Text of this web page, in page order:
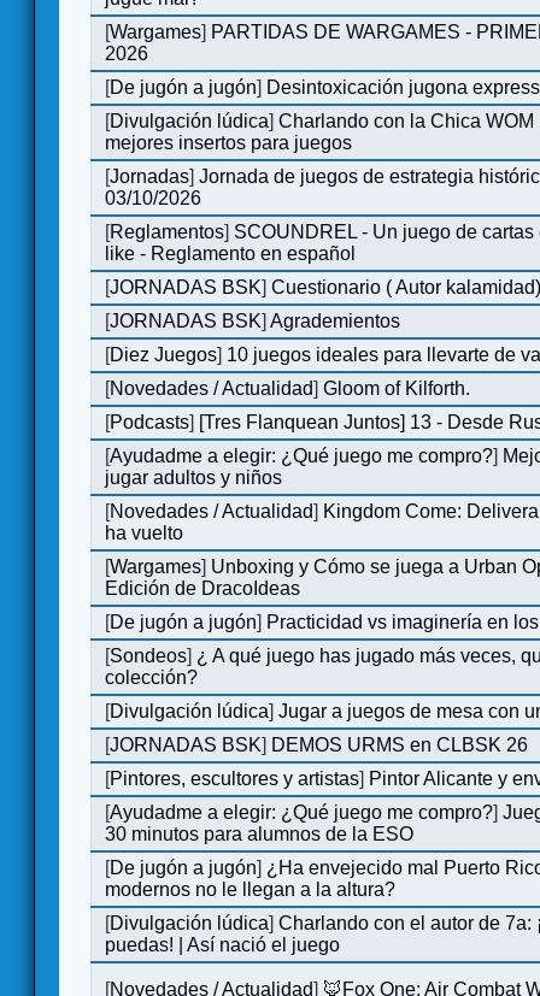
[Wargames] PARTIDAS DE WARGAMES -
2026
[De jugón a jugón] Desintoxicación jugona express
[Divulgación lúdica]Charlando con la Chica WOM
mejores insertos para juegos
[Jornadas]Jornada de juegos de estrategia
03/10/2026
[Reglamentos] SCOUNDREL - Un juego de
like - Reglamento en español
[JORNADAS BSK]Cuestionario ( Autor
[JORNADAS BSK]Agrademientos
[Diez Juegos] 10 juegos ideales para llevarte de
[Novedades / Actualidad]Gloom of Kilforth.
[Podcasts] [Tres Flanquean Juntos] 13 - Desde
[Ayudadme a elegir: ¿Qué juego me compro?]
jugar adultos y niños
[Novedades / Actualidad] Kingdom Come:
ha vuelto
[Wargames] Unboxing y Cómo se juega a Urban
Edición de DracoIdeas
[De jugón a jugón] Practicidad vs imaginería en
[Sondeos] ¿ A qué juego has jugado más veces,
colección?
[Divulgación lúdica]Jugar a juegos de mesa con
[JORNADAS BSK] DEMOS URMS en CLBSK 26
[Pintores, escultores y artistas] Pintor Alicante y
[Ayudadme a elegir: ¿Qué juego me compro?]
30 minutos para alumnos de la ESO
[De jugón a jugón] ¿Ha envejecido mal Puerto
modernos no le llegan a la altura?
[Divulgación lúdica]Charlando con el autor de 7a:
puedas! | Así nació el juego
[Novedades / Actualidad] 🦊Fox One: Air Combat